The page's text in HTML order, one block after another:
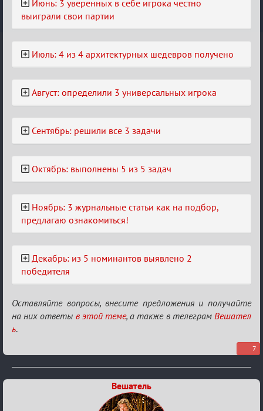
Июнь: 3 уверенных в себе игрока честно
выиграли свои партии
Июль: 4 из 4 архитектурных шедевров получено
Август: определили 3 универсальных игрока
Сентябрь: решили все 3 задачи
Октябрь: выполнены 5 из 5 задач
Ноябрь: 3 журнальные статьи как на подбор,
предлагаю ознакомиться!
Декабрь: из 5 номинантов выявлено 2
победителя
Оставляйте вопросы, внесите предложения и получайте
на них ответы в этой теме, а также в телеграм Вешател
ь.
7
Вешатель